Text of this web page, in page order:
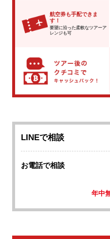
航空券も手配できま
す！
要望に沿った柔軟なツアーア
レンジも可
LINEで相談
お電話で相談
年中